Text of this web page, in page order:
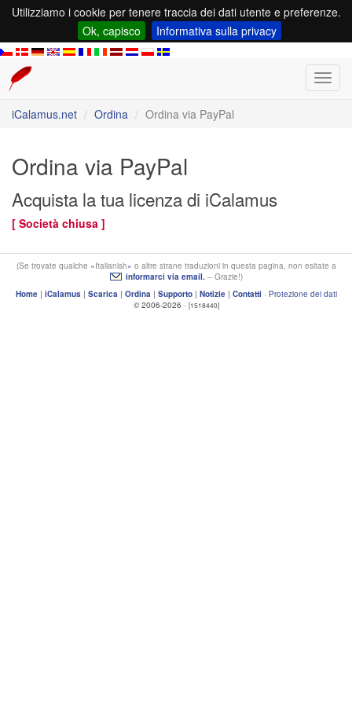
Utilizziamo i cookie per tenere traccia dei dati utente e preferenze.
Ok, capisco
Informativa sulla privacy
iCalamus.net
Ordina Ordina via PayPal
Ordina via PayPal
Acquista la tua licenza di iCalamus
[ Società chiusa ]
(Se trovate qualche Italianish
o altre strane traduzioni in questa pagina, non esitate a
informarci via email.– Grazie!)
Home| iCalamus| Scarica | Ordina | Supporto| Notizie| Contatti · Protezione dei dati
© 2006-2026 · [1518440]